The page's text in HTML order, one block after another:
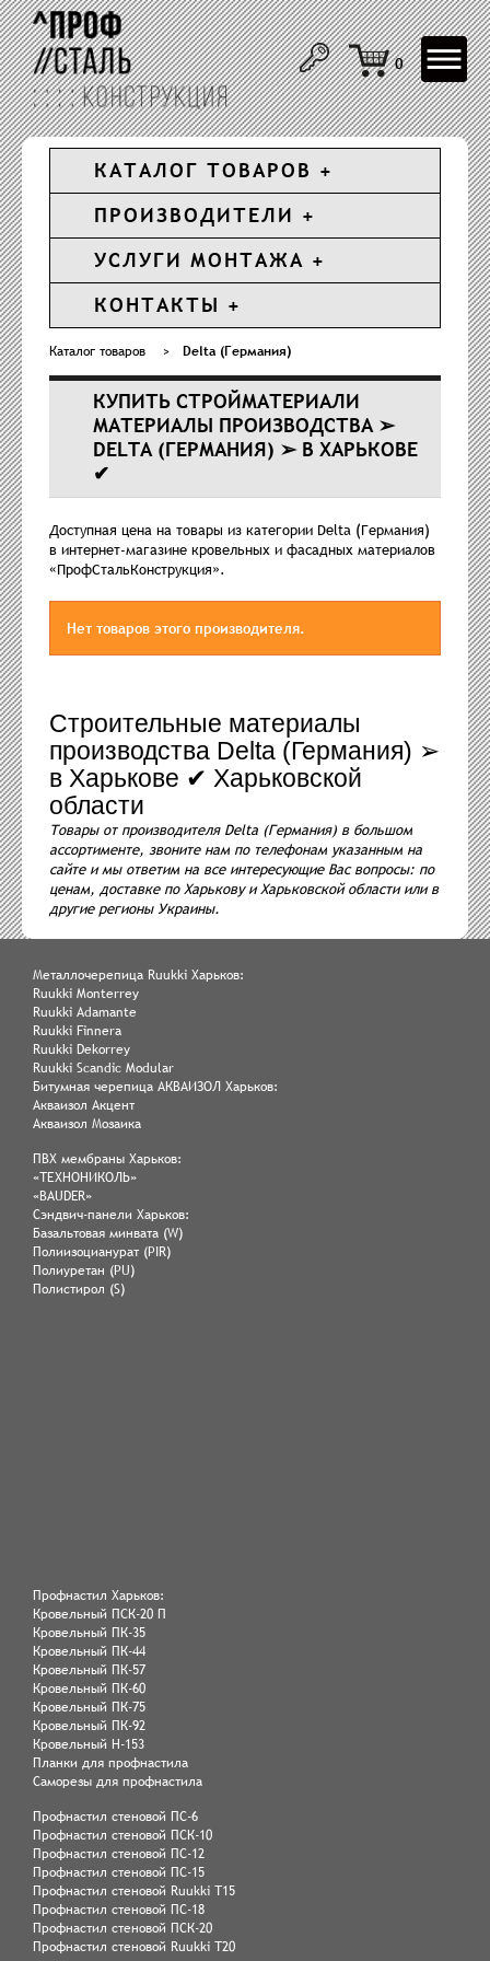
Toggle
0
КАТАЛОГ ТОВАРОВ
ПРОИЗВОДИТЕЛИ
УСЛУГИ МОНТАЖА
КОНТАКТЫ
Каталог товаров > Delta (Германия)
КУПИТЬ СТРОЙМАТЕРИАЛИ
МАТЕРИАЛЫ ПРОИЗВОДСТВА ➢
DELTA (ГЕРМАНИЯ) ➢ В ХАРЬКОВЕ
✔
Доступная цена на товары из категории Delta (Германия)
в интернет-магазине кровельных и фасадных материалов
«ПрофСтальКонструкция».
Нет товаров этого производителя.
Строительные материалы
производства Delta (Германия) ➢
в Харькове ✔ Харьковской
области
Товары от производителя Delta (Германия) в большом
ассортименте, звоните нам по телефонам указанным на
сайте и мы ответим на все интересующие Вас вопросы: по
ценам, доставке по Харькову и Харьковской области или в
другие регионы Украины.
Металлочерепица Ruukki Харьков:
Ruukki Monterrey
Ruukki Adamante
Ruukki Finnera
Ruukki Dekorrey
Ruukki Scandic Modular
Битумная черепица АКВАИЗОЛ Харьков:
Акваизол Акцент
Акваизол Мозаика
ПВХ мембраны Харьков:
«ТЕХНОНИКОЛЬ»
«BAUDER»
Сэндвич-панели Харьков:
Базальтовая минвата (W)
Полиизоцианурат (PIR)
Полиуретан (PU)
Полистирол (S)
Профнастил Харьков:
Кровельный ПСК-20 П
Кровельный ПК-35
Кровельный ПК-44
Кровельный ПК-57
Кровельный ПК-60
Кровельный ПК-75
Кровельный ПК-92
Кровельный Н-153
Планки для профнастила
Саморезы для профнастила
Профнастил стеновой ПС-6
Профнастил стеновой ПСК-10
Профнастил стеновой ПС-12
Профнастил стеновой ПС-15
Профнастил стеновой Ruukki Т15
Профнастил стеновой ПС-18
Профнастил стеновой ПСК-20
Профнастил стеновой Ruukki Т20